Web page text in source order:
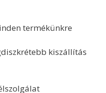
termékünkre
kiszállítás